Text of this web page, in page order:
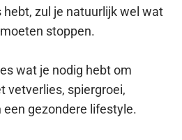
hebt, zul je natuurlijk wel wat
stoppen.
wat je nodig hebt om
vetverlies, spiergroei,
gezondere lifestyle.